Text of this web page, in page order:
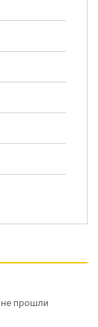
прошли